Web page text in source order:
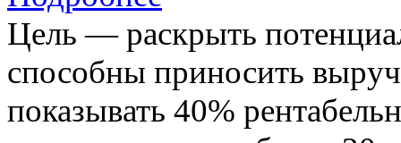
Цель — раскрыть
способны приносить
показывать 40%